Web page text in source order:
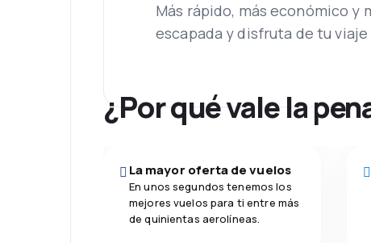
Más rápido, más económico y
escapada y disfruta de tu
¿Por qué vale la
La mayor oferta de vuelos
En unos segundos tenemos los
mejores vuelos para ti entre más
de quinientas aerolíneas.